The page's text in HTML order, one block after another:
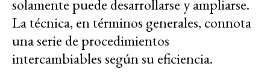
solamente puede desarrollarse y ampliarse.
La técnica, en términos generales, connota
una serie de procedimientos
intercambiables según su eficiencia.